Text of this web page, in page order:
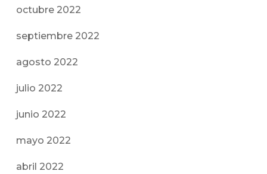
octubre 2022
septiembre 2022
agosto 2022
julio 2022
junio 2022
mayo 2022
abril 2022